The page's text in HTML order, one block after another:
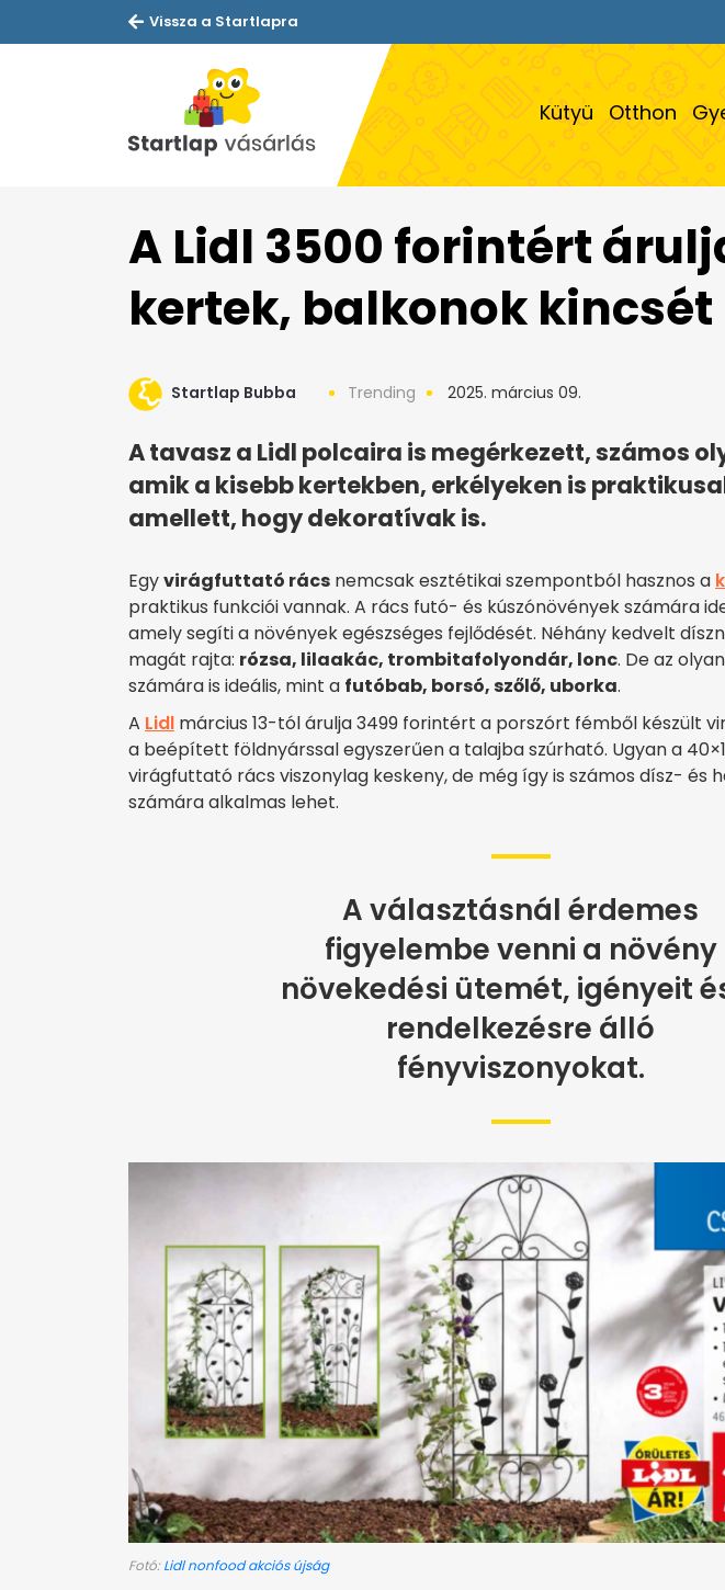
Vissza a Startlapra
Kütyü Otthon
A Lidl 3500 forintért
kertek, balkonok kincsét
Startlap Bubba Trending 2025. március 09.
A tavasz a Lidl polcaira is megérkezett, számos
amik a kisebb kertekben, erkélyeken is
amellett, hogy dekoratívak is.
Egyvirágfuttató rács nemcsak esztétikai szempontból hasznos a
praktikus funkciói vannak. A rács futó- és kúszónövények számára
amely segíti a növények egészséges fejlődését. Néhány kedvelt
magát rajta: rózsa, lilaakác, trombitafolyondár, lonc. De az
számára is ideális, mint a futóbab, borsó, szőlő, uborka.
A Lidl március 13-tól árulja 3499 forintért a porszórt fémből készült
a beépített földnyárssal egyszerűen a talajba szúrható. Ugyan a
virágfuttató rács viszonylag keskeny, de még így is számos dísz- és
számára alkalmas lehet.
A választásnál érdemes
figyelembe venni a növény
növekedési ütemét, igényeit
rendelkezésre álló
fényviszonyokat.
Fotó: Lidl nonfood akciós újság